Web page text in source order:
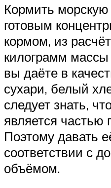
Кормить морскую
готовым
кормом, из
килограмм массы
вы даёте в
сухари, белый
следует знать,
является частью
Поэтому давать
соответствии с
объёмом.